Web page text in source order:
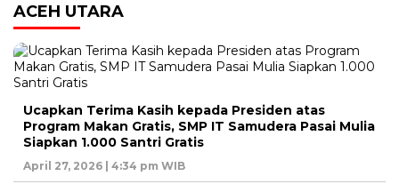
ACEH UTARA
Ucapkan Terima Kasih kepada Presiden atas
Program Makan Gratis, SMP IT Samudera Pasai Mulia
Siapkan 1.000 Santri Gratis
April 27, 2026 | 4:34 pm WIB